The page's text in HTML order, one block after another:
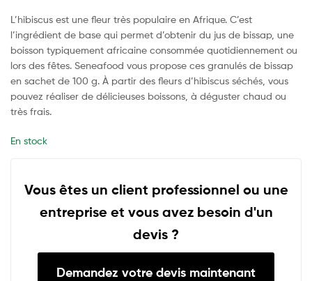
L’hibiscus est une fleur très populaire en Afrique. C’est
l’ingrédient de base qui permet d’obtenir du jus de bissap, une
boisson typiquement africaine consommée quotidiennement ou
lors des fêtes. Seneafood vous propose ces granulés de bissap
en sachet de 100 g. À partir des fleurs d’hibiscus séchés, vous
pouvez réaliser de délicieuses boissons, à déguster chaud ou
très frais.
En stock
Vous êtes un client professionnel ou une
entreprise et vous avez besoin d'un
devis ?
Demandez votre devis maintenant